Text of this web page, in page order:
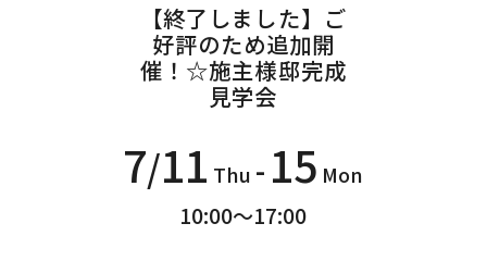
【終了しました】ご
好評のため追加開
催！☆施主様邸完成
見学会
7/11 Thu - 15 Mon
10:00～17:00